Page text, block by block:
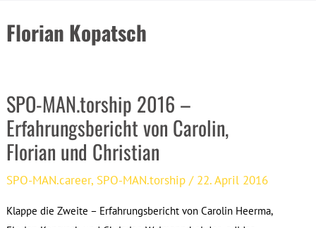
Florian Kopatsch
SPO-MAN.torship 2016 –
Erfahrungsbericht von Carolin,
Florian und Christian
SPO-MAN.career, SPO-MAN.torship / 22. April 2016
Klappe die Zweite – Erfahrungsbericht von Carolin Heerma,